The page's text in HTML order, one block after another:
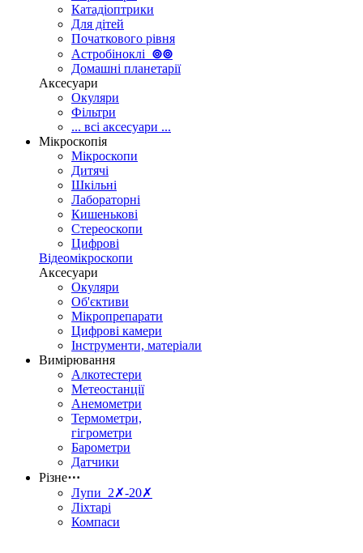
Катадіоптрики
Для дітей
Початкового рівня
Астробіноклі ⊚⊚
Домашні планетарії
Аксесуари
Окуляри
Фільтри
... всі аксесуари ...
Мікроскопія
Мікроскопи
Дитячі
Шкільні
Лабораторні
Кишенькові
Стереоскопи
Цифрові
Відеомікроскопи
Аксесуари
Окуляри
Об'єктиви
Мікропрепарати
Цифрові камери
Інструменти, матеріали
Вимірювання
Алкотестери
Метеостанції
Анемометри
Термометри,
гігрометри
Барометри
Датчики
Різне⋯
Лупи 2✗-20✗
Ліхтарі
Компаси